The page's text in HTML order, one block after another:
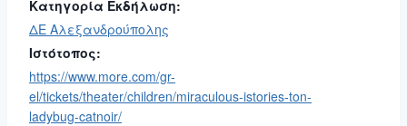
Κατηγορία Εκδήλωση:
ΔΕ Αλεξανδρούπολης
Ιστότοπος:
https://www.more.com/gr-
el/tickets/theater/children/miraculous-istories-ton-
ladybug-catnoir/